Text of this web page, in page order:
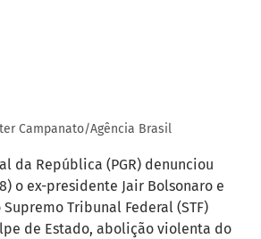
Campanato/Agência Brasil
da República (PGR) denunciou
o ex-presidente Jair Bolsonaro e
Supremo Tribunal Federal (STF)
de Estado, abolição violenta do